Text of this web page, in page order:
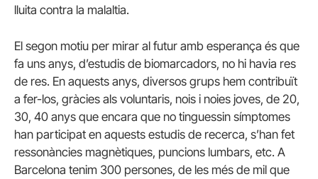
lluita contra la malaltia.
El segon motiu per mirar al futur amb esperança és que
fa uns anys, d’estudis de biomarcadors, no hi havia res
de res. En aquests anys, diversos grups hem contribuït
a fer-los, gràcies als voluntaris, nois i noies joves, de 20,
30, 40 anys que encara que no tinguessin símptomes
han participat en aquests estudis de recerca, s’han fet
ressonàncies magnètiques, puncions lumbars, etc. A
Barcelona tenim 300 persones, de les més de mil que